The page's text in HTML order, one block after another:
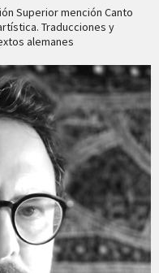
Superior mención Canto
Traducciones y
alemanes